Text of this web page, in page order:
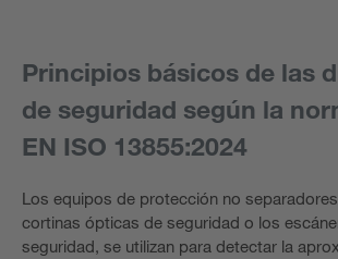
Principios básicos de las
de seguridad según la
EN ISO 13855:2024
Los equipos de protección no
cortinas ópticas de seguridad o los
seguridad, se utilizan para detectar la